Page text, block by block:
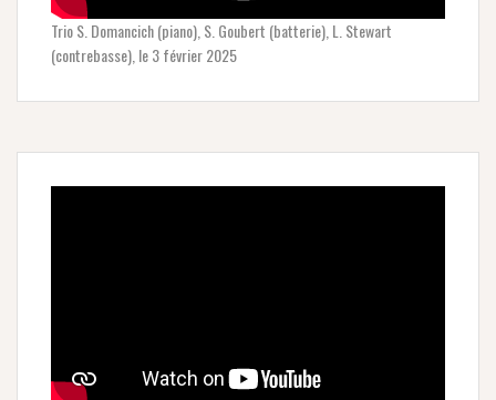
Trio S. Domancich (piano), S. Goubert (batterie), L. Stewart
(contrebasse), le 3 février 2025